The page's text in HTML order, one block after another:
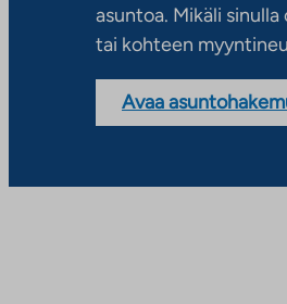
asuntoa. Mikäli
tai kohteen
Avaa